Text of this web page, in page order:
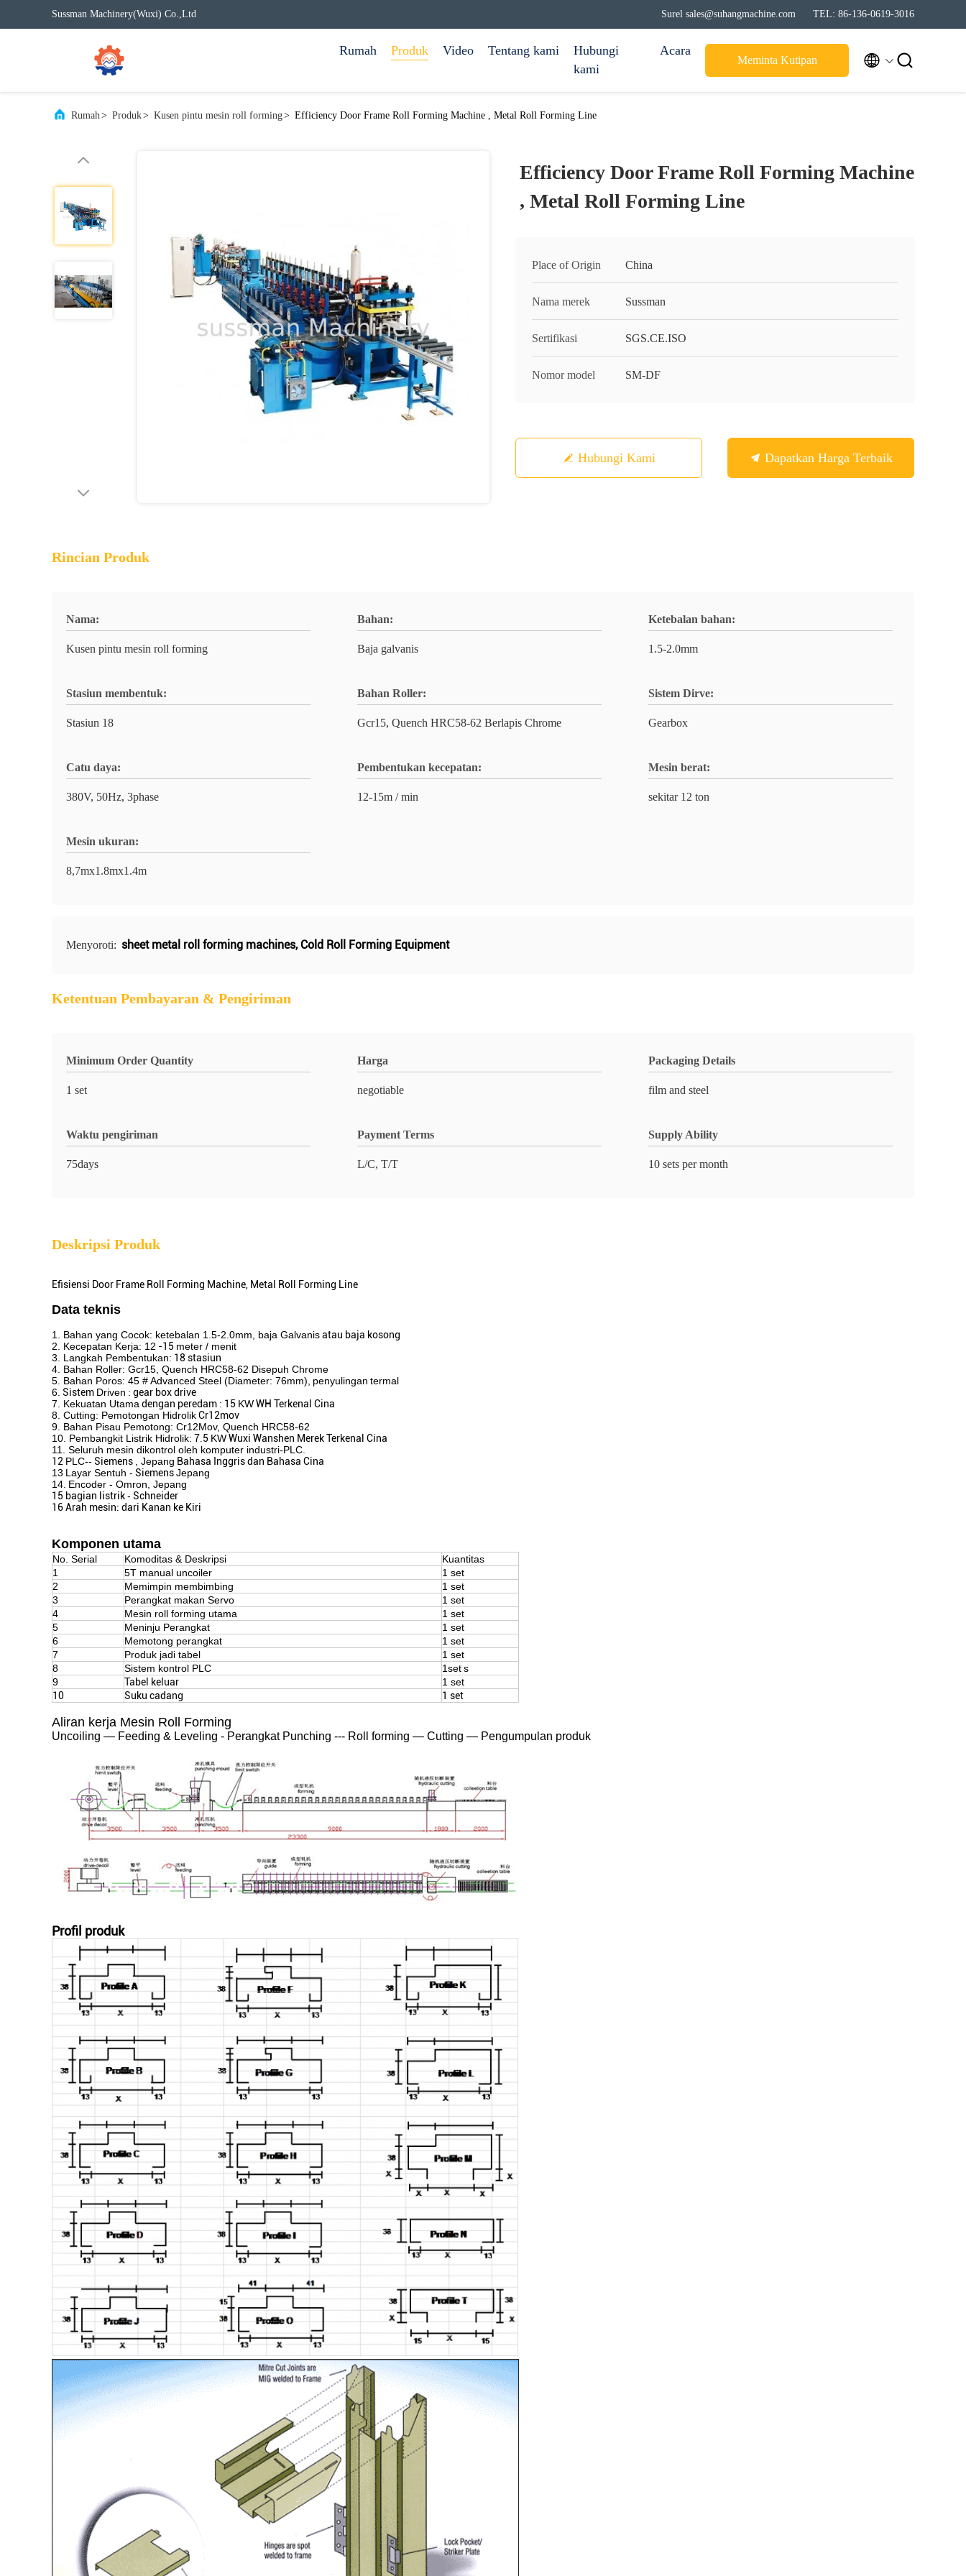
Sussman Machinery(Wuxi) Co.,Ltd Surel sales@suhangmachine.com TEL: 86-136-0619-3016
Rumah Produk Video Tentang kami
Hubungi
kami
Acara
Meminta Kutipan  
Rumah> Produk> Kusen pintu mesin roll forming> Efficiency Door Frame Roll Forming Machine , Metal Roll Forming Line
Efficiency Door Frame Roll Forming Machine
, Metal Roll Forming Line
Place of Origin China
Nama merek Sussman
Sertifikasi SGS.CE.ISO
Nomor model SM-DF
Hubungi Kami Dapatkan Harga Terbaik
Rincian Produk
Nama:
Kusen pintu mesin roll forming
Bahan:
Baja galvanis
Ketebalan bahan:
1.5-2.0mm
Stasiun membentuk:
Stasiun 18
Bahan Roller:
Gcr15, Quench HRC58-62 Berlapis Chrome
Sistem Dirve:
Gearbox
Catu daya:
380V, 50Hz, 3phase
Pembentukan kecepatan:
12-15m / min
Mesin berat:
sekitar 12 ton
Mesin ukuran:
8,7mx1.8mx1.4m
Menyoroti: sheet metal roll forming machines, Cold Roll Forming Equipment
Ketentuan Pembayaran & Pengiriman
Minimum Order Quantity
1 set
Harga
negotiable
Packaging Details
film and steel
Waktu pengiriman
75days
Payment Terms
L/C, T/T
Supply Ability
10 sets per month
Deskripsi Produk
Efisiensi Door Frame Roll Forming Machine, Metal Roll Forming Line
Data teknis
1. Bahan yang Cocok: ketebalan 1.5-2.0mm, baja Galvanisatau baja kosong
2. Kecepatan Kerja: 12 -15 meter / menit
3. Langkah Pembentukan: 18 stasiun
4. Bahan Roller: Gcr15, Quench HRC58-62 Disepuh Chrome
5. Bahan Poros: 45 # Advanced Steel (Diameter: 76mm), penyulingan termal
6. Sistem Driven : gear box drive
7. Kekuatan Utama dengan peredam : 15 KWWH Terkenal Cina
8. Cutting: Pemotongan HidrolikCr12mov
9. Bahan Pisau Pemotong: Cr12Mov, Quench HRC58-62
10. Pembangkit Listrik Hidrolik: 7.5 KWWuxi Wanshen Merek Terkenal Cina
11. Seluruh mesin dikontrol oleh komputer industri-PLC.
12 PLC-- Siemens , Jepang Bahasa Inggris dan Bahasa Cina
13 Layar Sentuh - SiemensJepang
14. Encoder - Omron, Jepang
15 bagian listrik- Schneider
16 Arah mesin: dari Kanan ke Kiri
Komponen utama
No. Serial Komoditas & Deskripsi
Kuantitas
1
5T manual uncoiler
1 set
2
Memimpin membimbing
1 set
3
Perangkat makan Servo
1 set
4
Mesin roll forming utama
1 set
5
Meninju Perangkat
1 set
6
Memotong perangkat
1 set
7
Produk jadi tabel
1 set
8
Sistem kontrol PLC 1sets
9
Tabel keluar
1 set
10
Suku cadang 1 set
Aliran kerja Mesin Roll Forming
Uncoiling — Feeding & Leveling - Perangkat Punching --- Roll forming — Cutting — Pengumpulan produk
Profil produk